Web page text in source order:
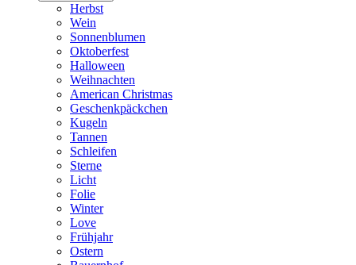
Herbst
Wein
Sonnenblumen
Oktoberfest
Halloween
Weihnachten
American Christmas
Geschenkpäckchen
Kugeln
Tannen
Schleifen
Sterne
Licht
Folie
Winter
Love
Frühjahr
Ostern